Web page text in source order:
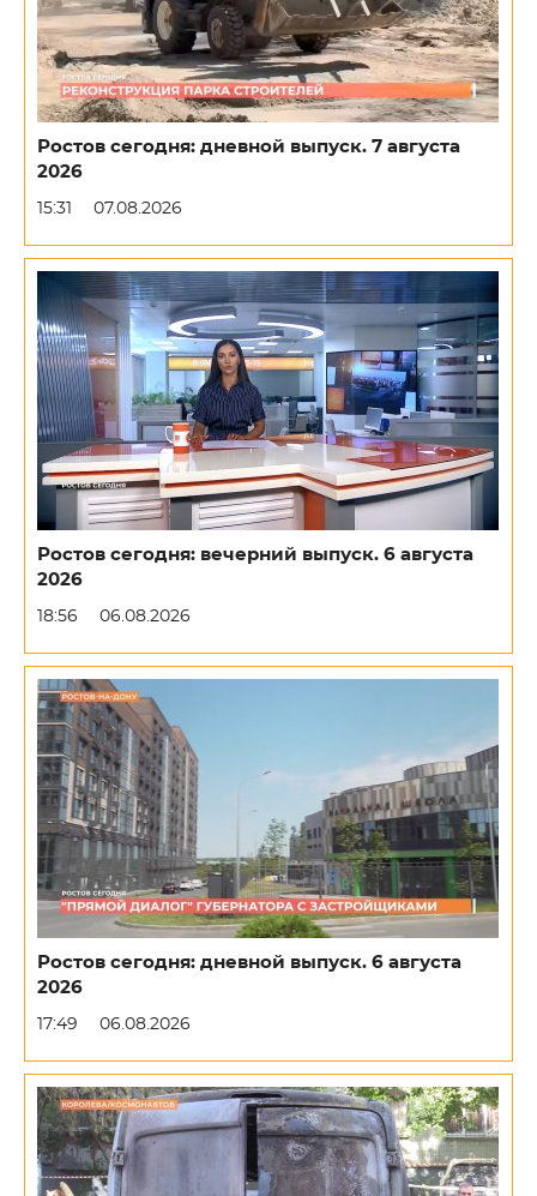
Ростов сегодня: дневной выпуск. 7 августа
2026
15:31 07.08.2026
Ростов сегодня: вечерний выпуск. 6 августа
2026
18:56 06.08.2026
Ростов сегодня: дневной выпуск. 6 августа
2026
17:49 06.08.2026